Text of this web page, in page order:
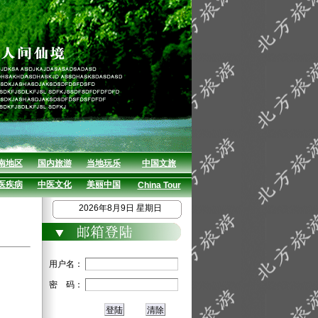
地区 国内旅游 当地玩乐 中国文旅
疾病 中医文化 美丽中国 China Tour
2026年8月9日 星期日
用户名：
密 码：